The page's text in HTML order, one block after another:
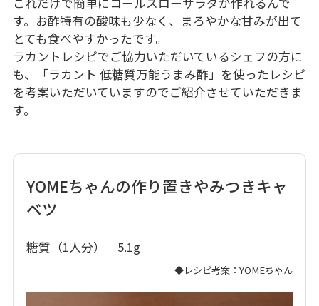
す。お酢特有の酸味も少なく、まろやかな甘みが出て
とても食べやすかったです。
ラカントレシピでご協力いただいているシェフの方に
も、「ラカント 低糖質万能うまみ酢」を使ったレシピ
を考案いただいていますのでご紹介させていただきま
す。
YOMEちゃんの作り置きやみつきキャ
ベツ
糖質（1人分） 5.1g
◆レシピ考案：YOMEちゃん